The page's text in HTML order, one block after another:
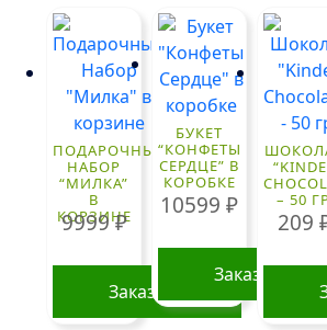
ПОДАРОЧНЫЙ
НАБОР
“МИЛКА”
В
КОРЗИНЕ
9999₽
Заказать
БУКЕТ
“КОНФЕТЫ
СЕРДЦЕ” В
КОРОБКЕ
10599₽
Заказать
– 50
209